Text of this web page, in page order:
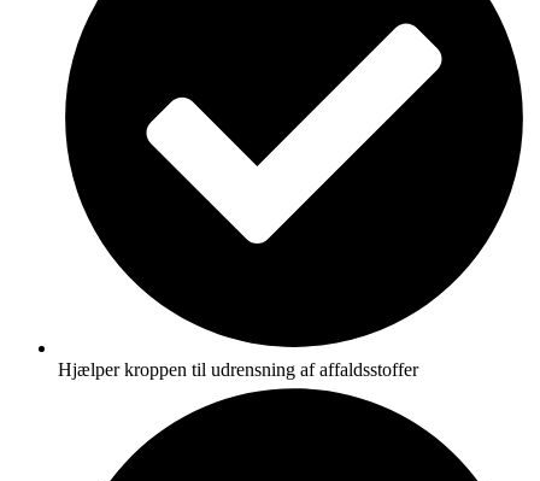
Hjælper kroppen til udrensning af affaldsstoffer